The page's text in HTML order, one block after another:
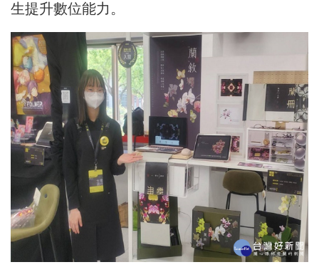
生提升數位能力。